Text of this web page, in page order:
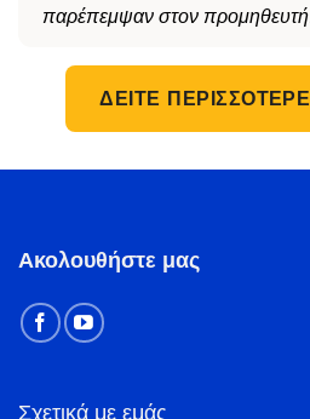
παρέπεμψαν στον
ΔΕΊΤΕ
Ακολουθήστε μας
Σχετικά με εμάς